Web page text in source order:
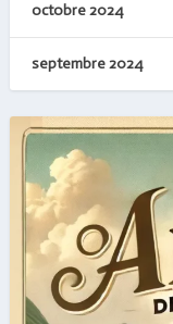
octobre 2024
septembre 2024